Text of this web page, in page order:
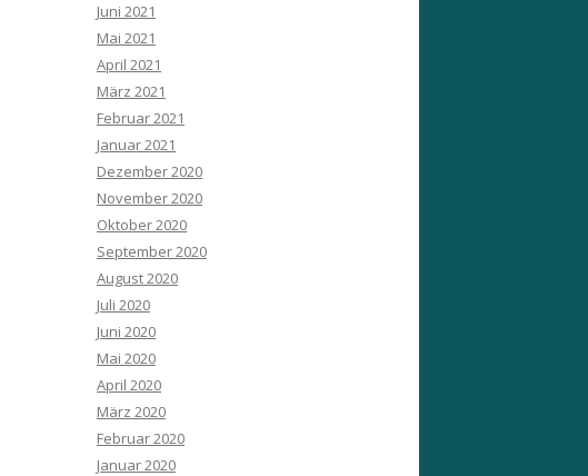
Juni 2021
Mai 2021
April 2021
März 2021
Februar 2021
Januar 2021
Dezember 2020
November 2020
Oktober 2020
September 2020
August 2020
Juli 2020
Juni 2020
Mai 2020
April 2020
März 2020
Februar 2020
Januar 2020